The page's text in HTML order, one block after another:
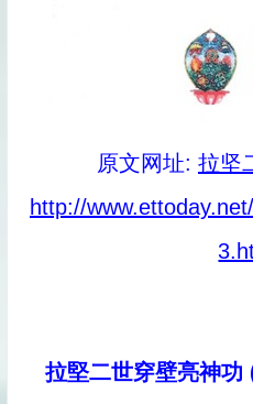
原文网址: 拉坚
http://
拉堅二世穿壁亮神功